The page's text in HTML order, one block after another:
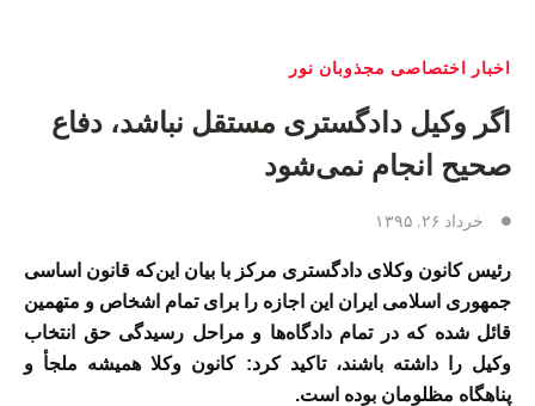
اخبار اختصاصی مجذوبان نور
اگر وکیل دادگستری مستقل نباشد، دفاع
صحیح انجام نمی‌شود
خرداد ۲۶, ۱۳۹۵
رئیس کانون وکلای دادگستری مرکز با بیان این‌که قانون اساسی
جمهوری اسلامی ایران این اجازه را برای تمام اشخاص و متهمین
قائل شده که در تمام دادگاه‌ها و مراحل رسیدگی حق انتخاب
وکیل را داشته باشند، تاکید کرد: کانون وکلا همیشه ملجأ و
پناهگاه مظلومان بوده است.